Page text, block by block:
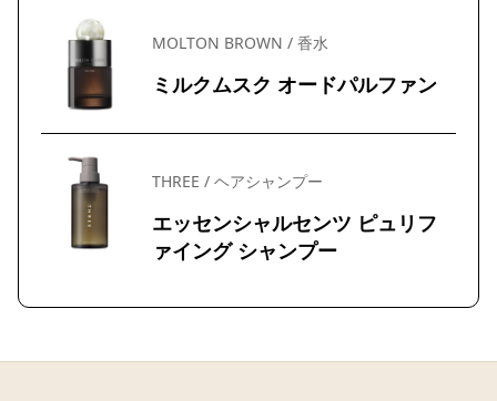
MOLTON BROWN / 香水
ミルクムスク オードパルファン
THREE / ヘアシャンプー
エッセンシャルセンツ ピュリフ
ァイング シャンプー